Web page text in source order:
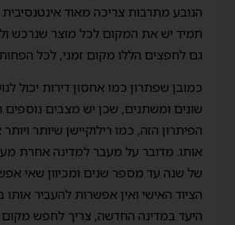
הנובע מתרבות צריכה מאוד אינטנסיבית
תמיד יש את המקום לכל מוצר שנרכש
גם לחפצים הללו מקום זמני, לכל
כמובן שפתרון כמו אחסון דירות יכול
שונים ומשתנים, שכן יש מצבים
הפיתרון הזה, כמו רילוקיישן שיותר
אותו. מדובר על מעבר למדינה אחרת
של שנה עד מספר שנים ומכיוון שאי
הציוד האישי ואין אפשרות להעביר אותו
היעד במדינה החדשה, צריך לחפש מקום